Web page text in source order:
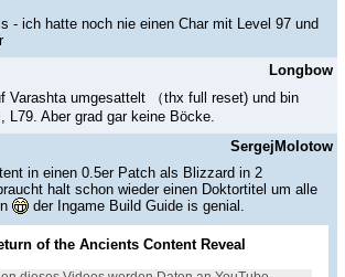
- ich hatte noch nie einen Char mit Level 97 und
Longbow
Varashta umgesattelt （thx full reset) und bin
L79. Aber grad gar keine Böcke.
SergejMolotow
in einen 0.5er Patch als Blizzard in 2
halt schon wieder einen Doktortitel um alle
der Ingame Build Guide is genial.
of the Ancients Content Reveal